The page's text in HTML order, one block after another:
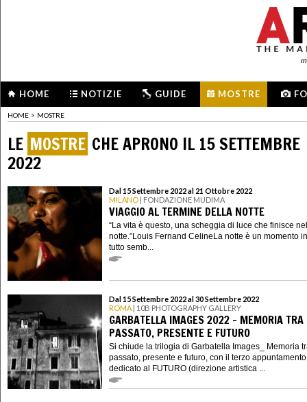
HOME NOTIZIE GUIDE MOSTRE
HOME > MOSTRE
LE MOSTRE CHE APRONO IL 15 SETTEMBRE
2022
Dal 15 Settembre 2022 al 21 Ottobre 2022
MILANO | FONDAZIONE MUDIMA
VIAGGIO AL TERMINE DELLA NOTTE
“La vita è questo, una scheggia di luce che finisce
notte.”Louis Fernand CelineLa notte è un momento
tutto semb...
Dal 15 Settembre 2022 al 30 Settembre 2022
ROMA | 10B PHOTOGRAPHY GALLERY
GARBATELLA IMAGES 2022 - MEMORIA TRA
PASSATO, PRESENTE E FUTURO
Si chiude la trilogia di Garbatella Images_ Memoria
passato, presente e futuro, con il terzo appuntamento
dedicato al FUTURO (direzione artistica ...